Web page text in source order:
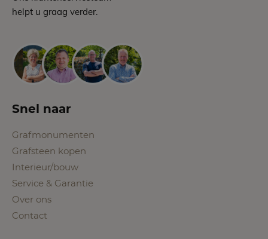
helpt u graag verder.
Snel naar
Grafmonumenten
Grafsteen kopen
Interieur/bouw
Service & Garantie
Over ons
Contact